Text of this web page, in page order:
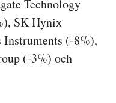
Technology
SK Hynix
Instruments (-8%),
(-3%) och